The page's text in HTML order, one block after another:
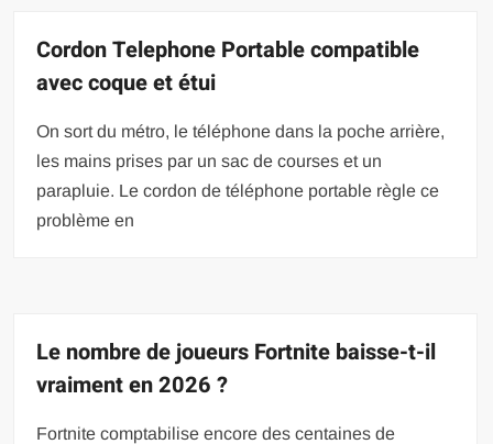
Cordon Telephone Portable compatible
avec coque et étui
On sort du métro, le téléphone dans la poche arrière,
les mains prises par un sac de courses et un
parapluie. Le cordon de téléphone portable règle ce
problème en
Le nombre de joueurs Fortnite baisse-t-il
vraiment en 2026 ?
Fortnite comptabilise encore des centaines de